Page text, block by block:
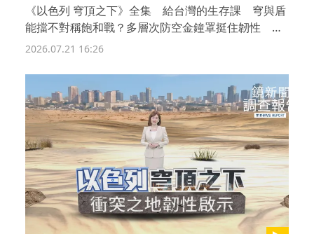
《以色列 穹頂之下》全集 給台灣的生存課 穹與盾
能擋不對稱飽和戰？多層次防空金鐘罩挺住韌性 獨
家直擊以色列地下防彈血庫救援線 以國當兵煉金
2026.07.21 16:26